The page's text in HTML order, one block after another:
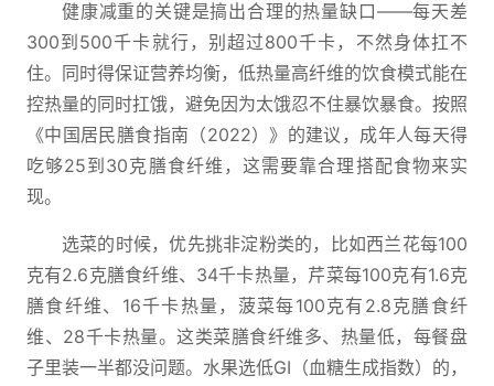
健康减重的关键是搞出合理的热量缺口——每天差
300到500千卡就行，别超过800千卡，不然身体扛不
住。同时得保证营养均衡，低热量高纤维的饮食模式能在
控热量的同时扛饿，避免因为太饿忍不住暴饮暴食。按照
《中国居民膳食指南（2022）》的建议，成年人每天得
吃够25到30克膳食纤维，这需要靠合理搭配食物来实
现。
选菜的时候，优先挑非淀粉类的，比如西兰花每100
克有2.6克膳食纤维、34千卡热量，芹菜每100克有1.6克
膳食纤维、16千卡热量，菠菜每100克有2.8克膳食纤
维、28千卡热量。这类菜膳食纤维多、热量低，每餐盘
子里装一半都没问题。水果选低GI（血糖生成指数）的，